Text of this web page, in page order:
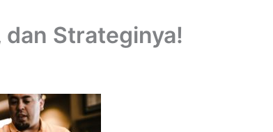
Strateginya!